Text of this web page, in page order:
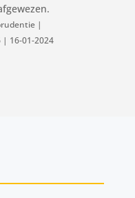
|
| 16-01-2024